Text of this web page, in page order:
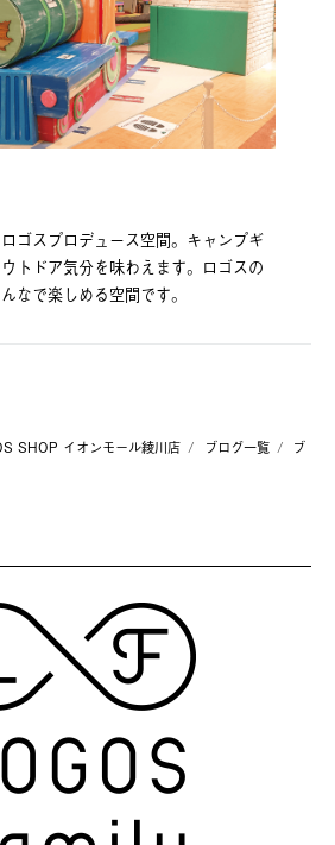
ゴスプロデュース空間。キャンプギ
トドア気分を味わえます。ロゴスの
なで楽しめる空間です。
SHOP イオンモール綾川店 ブログ一覧
ブ